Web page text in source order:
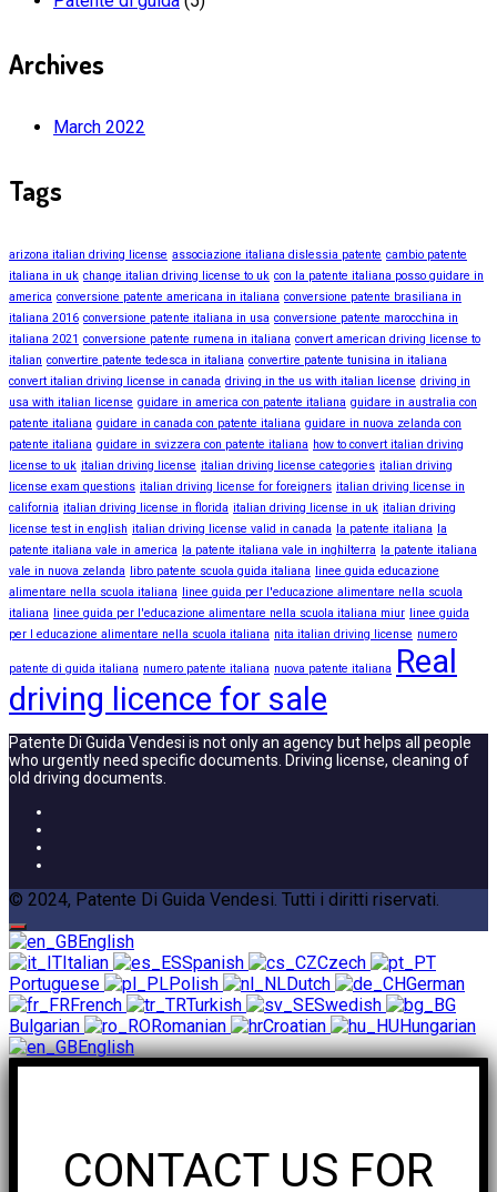
Archives
March 2022
Tags
arizona italian driving license associazione italiana dislessia patente cambio patente
italiana in uk change italian driving license to uk con la patente italiana posso guidare in
america conversione patente americana in italiana conversione patente brasiliana in
italiana 2016 conversione patente italiana in usa conversione patente marocchina in
italiana 2021 conversione patente rumena in italiana convert american driving license to
italian convertire patente tedesca in italiana convertire patente tunisina in italiana
convert italian driving license in canada driving in the us with italian license driving in
usa with italian license guidare in america con patente italiana guidare in australia con
patente italiana guidare in canada con patente italiana guidare in nuova zelanda con
patente italiana guidare in svizzera con patente italiana how to convert italian driving
license to uk italian driving license italian driving license categories italian driving
license exam questions italian driving license for foreigners italian driving license in
california italian driving license in florida italian driving license in uk italian driving
license test in english italian driving license valid in canada la patente italiana
la
patente italiana vale in america
la patente italiana vale in inghilterra
la patente italiana
vale in nuova zelanda
libro patente scuola guida italiana
linee guida educazione
alimentare nella scuola italiana
linee guida per l'educazione alimentare nella scuola
italiana
linee guida per l'educazione alimentare nella scuola italiana miur linee guida
per l educazione alimentare nella scuola italiana nita italian driving license numero
patente di guida italiana numero patente italiana nuova patente italiana Real
driving licence for sale
Patente Di Guida Vendesi is not only an agency but helps all people
who urgently need specific documents. Driving license, cleaning of
old driving documents.
© 2024, Patente Di Guida Vendesi. Tutti i diritti riservati.
English
Italian
Spanish
Czech
Portuguese
Polish Dutch
German
French
Turkish
Swedish
Bulgarian
Romanian Croatian
Hungarian
English
CONTACT US FOR